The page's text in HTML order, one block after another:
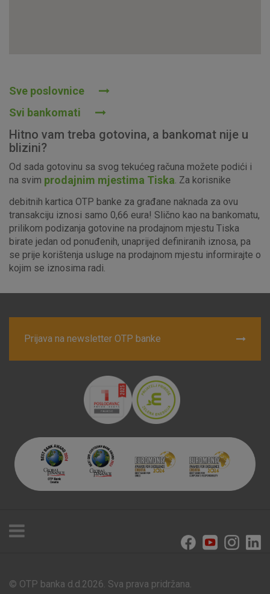
Sve poslovnice
Svi bankomati
Hitno vam treba gotovina, a bankomat nije u
blizini?
Od sada gotovinu sa svog tekućeg računa možete podići i
na svim prodajnim mjestima Tiska . Za korisnike
debitnih kartica OTP banke za građane naknada za ovu
transakciju iznosi samo 0,66 eura! Slično kao na bankomatu,
prilikom podizanja gotovine na prodajnom mjestu Tiska
birate jedan od ponuđenih, unaprijed definiranih iznosa, pa
se prije korištenja usluge na prodajnom mjestu informirajte o
kojim se iznosima radi.
Prijava na newsletter OTP banke
Poslovnice i bankomati
© OTP banka d.d.2026. Sva prava pridržana.
Ovi kolačići nužni su za funkcioniranje internetske stranice i
postavljaju kao odgovor na vaše radnje koje uključuju zahtjev
za uslugama, kao što su postavke kolačića. Svoj preglednik
o njima, ali u tom slučaju neki dijelovi stranice neće raditi. Ti
kolačići ne pohranjuju nikakve informacije koje bi vas mogle
identificirati.
Detaljnije informacije o kolačićima